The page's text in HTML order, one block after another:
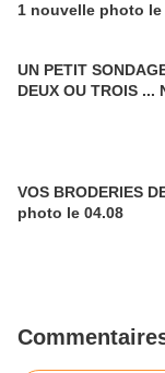
1 nouvelle photo le
UN PETIT
DEUX OU TROIS ...
VOS BRODERIES DE 2026
photo le 04.08